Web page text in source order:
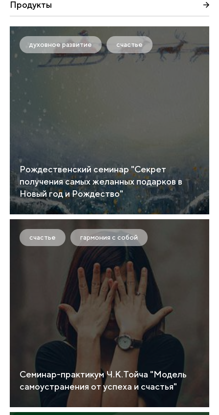
Продукты
духовное развитие счастье
Рождественский семинар "Секрет
получения самых желанных подарков в
Новый год и Рождество"
счастье гармония с собой
Семинар-практикум Ч.К.Тойча "Модель
самоустранения от успеха и счастья"